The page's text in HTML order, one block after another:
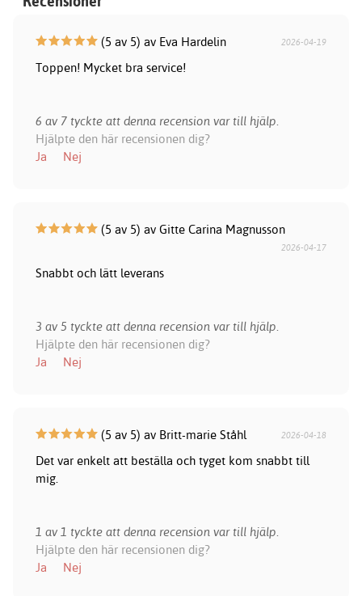
(5 av 5) av Eva Hardelin 2026-04-19
Toppen! Mycket bra service!
6 av 7 tyckte att denna recension var till hjälp.
Hjälpte den här recensionen dig?
Ja
Nej
(5 av 5) av Gitte Carina Magnusson
2026-04-17
Snabbt och lätt leverans
3 av 5 tyckte att denna recension var till hjälp.
Hjälpte den här recensionen dig?
Ja
Nej
(5 av 5) av Britt-marie Ståhl 2026-04-18
Det var enkelt att beställa och tyget kom snabbt till
mig.
1 av 1 tyckte att denna recension var till hjälp.
Hjälpte den här recensionen dig?
Ja
Nej